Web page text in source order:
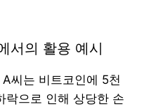
서의 활용 예시
씨는 비트코인에 5천
락으로 인해 상당한 손